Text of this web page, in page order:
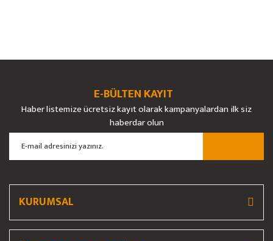
Bu ürüne ilk yorumu siz yapın!
Yorum Yaz
yetersiz gördüğünüz noktaları öneri formunu kullanarak tarafımıza
Ürün resmi kalitesiz, bozuk veya görüntülenemiyor.
Ürün açıklamasında eksik bilgiler bulunuyor.
Ürün bilgilerinde hatalar bulunuyor.
Ürün fiyatı diğer sitelerden daha pahalı.
E-BÜLTEN KAYIT
Haber listemize ücretsiz kayıt olarak kampanyalardan ilk siz
haberdar olun
KURUMSAL